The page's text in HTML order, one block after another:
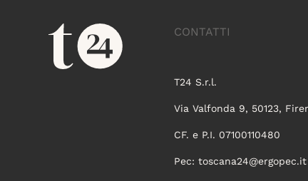
CONTATTI
T24 S.r.l.
Via Valfonda 9, 50123,
CF. e P.I. 07100110480
Pec: toscana24@ergopec.it